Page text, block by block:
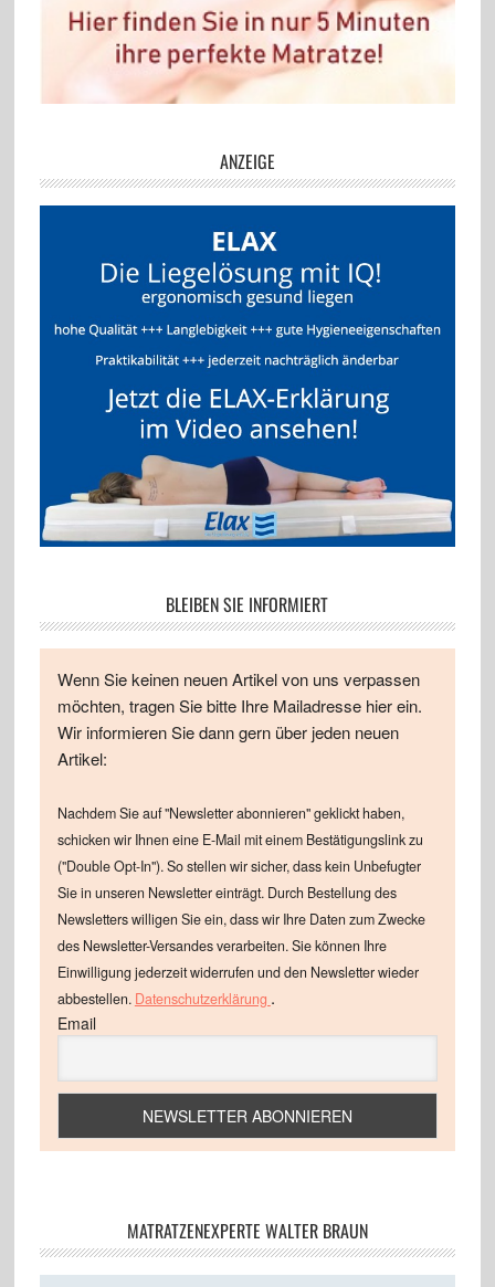
ANZEIGE
BLEIBEN SIE INFORMIERT
Wenn Sie keinen neuen Artikel von uns verpassen
möchten, tragen Sie bitte Ihre Mailadresse hier ein.
Wir informieren Sie dann gern über jeden neuen
Artikel:
Nachdem Sie auf "Newsletter abonnieren" geklickt haben,
schicken wir Ihnen eine E-Mail mit einem Bestätigungslink zu
("Double Opt-In"). So stellen wir sicher, dass kein Unbefugter
Sie in unseren Newsletter einträgt. Durch Bestellung des
Newsletters willigen Sie ein, dass wir Ihre Daten zum Zwecke
des Newsletter-Versandes verarbeiten. Sie können Ihre
Einwilligung jederzeit widerrufen und den Newsletter wieder
abbestellen. Datenschutzerklärung .
Email
MATRATZENEXPERTE WALTER BRAUN